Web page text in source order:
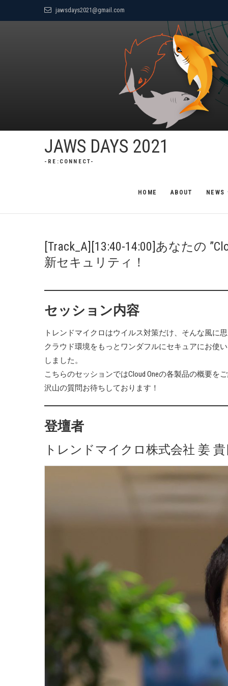
to
jawsdays2021@gmail.com
JAWS DAYS 2021
-RE:CONNECT-
HOME ABOUT NEWS
[Track_A][13:40-14:00]あなたの
新セキュリティ！
セッション内容
トレンドマイクロはウイルス対策だけ、そんな風に
クラウド環境をもっとワンダフルにセキュアにお使
しました。
こちらのセッションではCloud Oneの各製品の概要を
沢山の質問お待ちしております！
登壇者
トレンドマイクロ株式会社 姜